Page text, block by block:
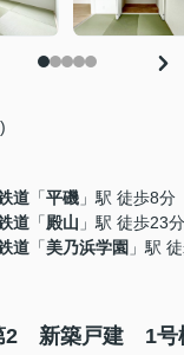
道 「平磯 」駅 徒歩8分
道 「殿山 」駅 徒歩23分
道 「美乃浜学園 」駅
2 新築戸建 1号